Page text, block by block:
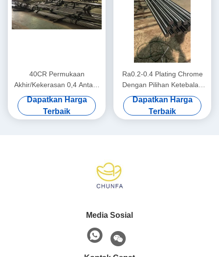
40CR Permukaan
Akhir/Kekerasan 0,4 Antara
50-55 derajat Chrome Piston
Rod Perangkat Medis
Dapatkan Harga
Terbaik
Ra0.2-0.4 Plating Chrome
Dengan Pilihan Ketebalan
1,5 Mikron Kekerasan
Antara 50-55 derajat
(Hingga 50-60 derajat)
Dapatkan Harga
Terbaik
Media Sosial